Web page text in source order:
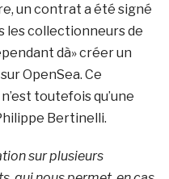
un contrat a été signé
les collectionneurs de
dà» créer un
OpenSea. Ce
toutefois qu’une
Bertinelli.
sur plusieurs